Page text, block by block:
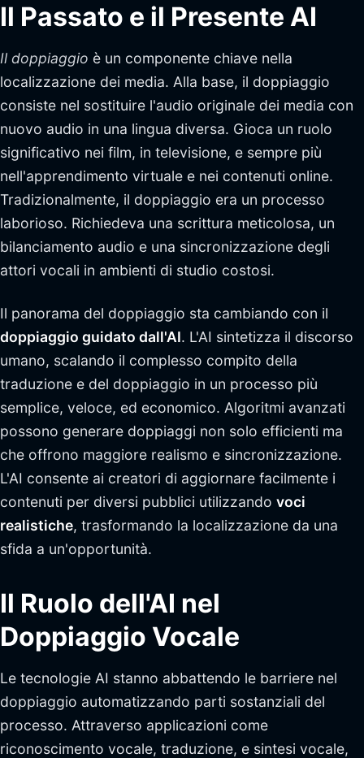
Il Passato e il Presente AI
Il doppiaggio è un componente chiave nella
localizzazione dei media. Alla base, il doppiaggio
consiste nel sostituire l'audio originale dei media con
nuovo audio in una lingua diversa. Gioca un ruolo
significativo nei film, in televisione, e sempre più
nell'apprendimento virtuale e nei contenuti online.
Tradizionalmente, il doppiaggio era un processo
laborioso. Richiedeva una scrittura meticolosa, un
bilanciamento audio e una sincronizzazione degli
attori vocali in ambienti di studio costosi.
Il panorama del doppiaggio sta cambiando con il
doppiaggio guidato dall'AI. L'AI sintetizza il discorso
umano, scalando il complesso compito della
traduzione e del doppiaggio in un processo più
semplice, veloce, ed economico. Algoritmi avanzati
possono generare doppiaggi non solo efficienti ma
che offrono maggiore realismo e sincronizzazione.
L'AI consente ai creatori di aggiornare facilmente i
contenuti per diversi pubblici utilizzando voci
realistiche, trasformando la localizzazione da una
sfida a un'opportunità.
Il Ruolo dell'AI nel
Doppiaggio Vocale
Le tecnologie AI stanno abbattendo le barriere nel
doppiaggio automatizzando parti sostanziali del
processo. Attraverso applicazioni come
riconoscimento vocale, traduzione, e sintesi vocale,